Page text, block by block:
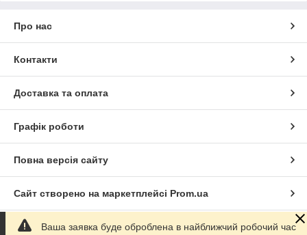
Про нас
Контакти
Доставка та оплата
Графік роботи
Повна версія сайту
Сайт створено на маркетплейсі Prom.ua
Політика конфіденційності
Ваша заявка буде оброблена в найближчий робочий час